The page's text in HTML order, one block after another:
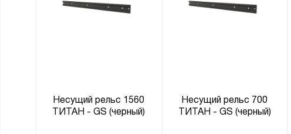
Несущий рельс 1560
ТИТАН - GS (черный)
Несущий рельс 700
ТИТАН - GS (черный)